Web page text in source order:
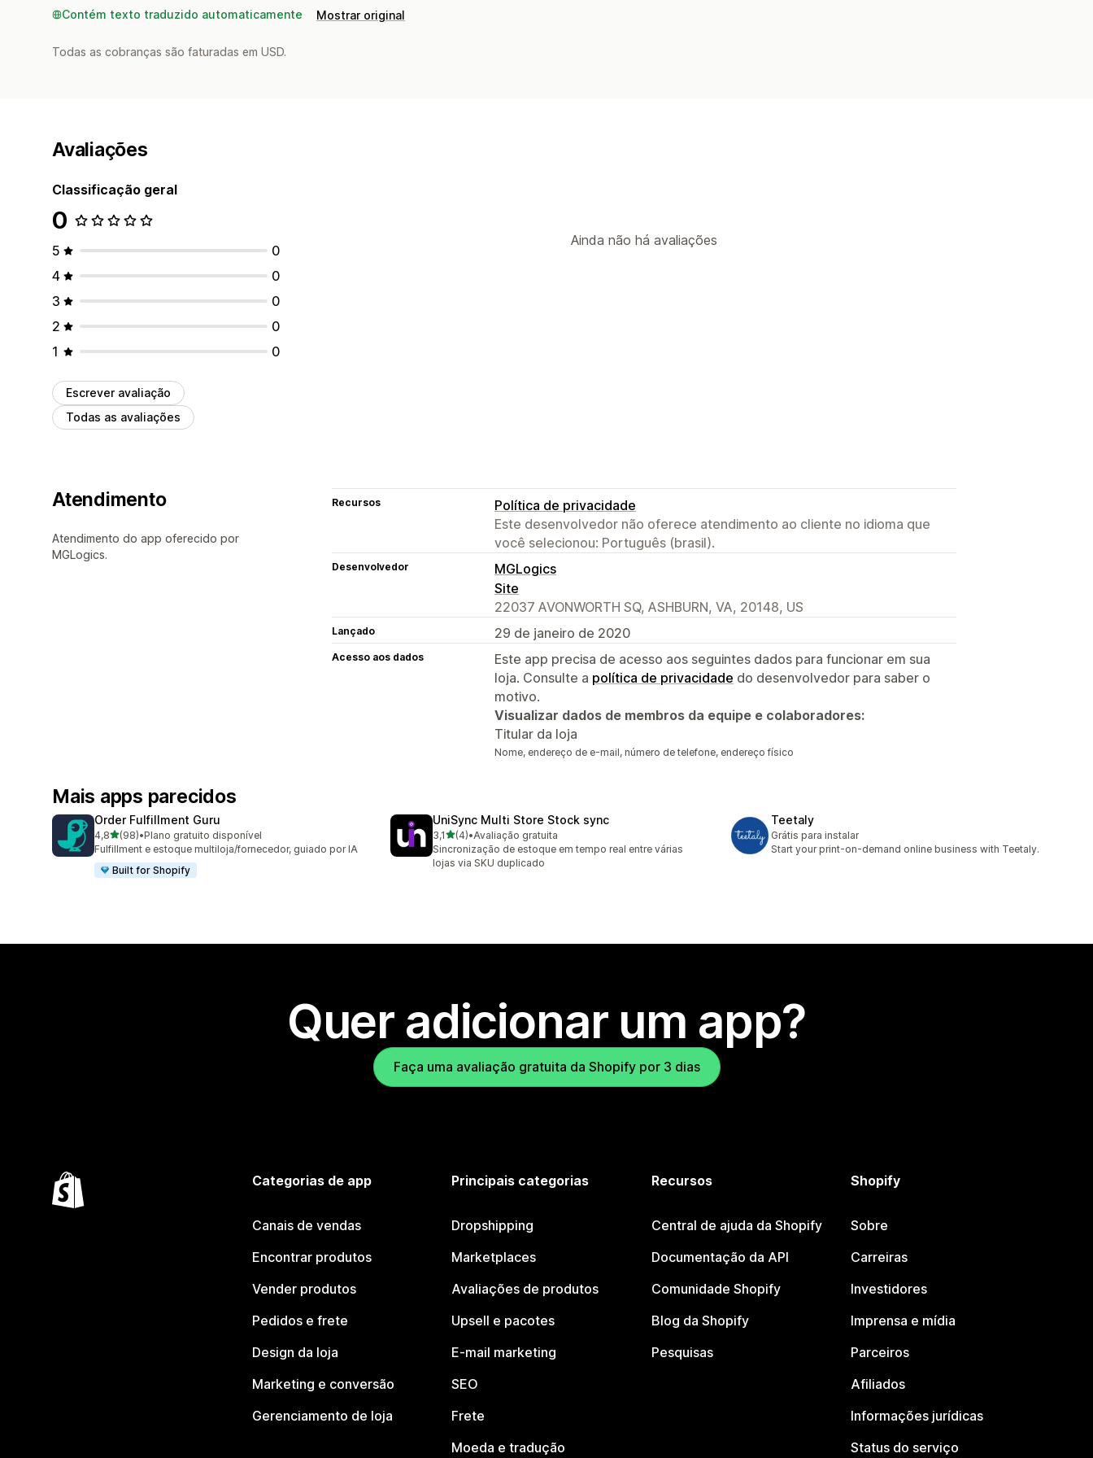
Contém texto traduzido automaticamente Mostrar original
Todas as cobranças são faturadas em USD.
Avaliações
Classificação geral
0
5
0
4
0
3
0
2
0
1
0
Escrever avaliação
Todas as avaliações
Ainda não há avaliações
Atendimento
Atendimento do app oferecido por
MGLogics.
Recursos
Política de privacidade
Este desenvolvedor não oferece atendimento ao cliente no idioma que
você selecionou: Português (brasil).
Desenvolvedor
MGLogics
Site
22037 AVONWORTH SQ, ASHBURN, VA, 20148, US
Lançado 29 de janeiro de 2020
Acesso aos dados
Este app precisa de acesso aos seguintes dados para funcionar em sua
loja. Consulte a política de privacidade do desenvolvedor para saber o
motivo.
Visualizar dados de membros da equipe e colaboradores:
Titular da loja
Nome, endereço de e-mail, número de telefone, endereço físico
Mais apps parecidos
Order Fulfillment Guru
4,8de 5 estrelas
(98)
98 avaliações ao todo
•Plano gratuito disponível
Fulfillment e estoque multiloja/fornecedor, guiado por IA
Built for Shopify
UniSync Multi Store Stock sync
3,1de 5 estrelas
(4)
4 avaliações ao todo
•Avaliação gratuita
Sincronização de estoque em tempo real entre várias
lojas via SKU duplicado
Teetaly
Grátis para instalar
Start your print-on-demand online business with Teetaly.
Quer adicionar um app?
Faça uma avaliação gratuita da Shopify por 3 dias
Categorias de app
Canais de vendas
Encontrar produtos
Vender produtos
Pedidos e frete
Design da loja
Marketing e conversão
Gerenciamento de loja
Principais categorias
Dropshipping
Marketplaces
Avaliações de produtos
Upsell e pacotes
E-mail marketing
SEO
Frete
Moeda e tradução
Recursos
Central de ajuda da Shopify
Documentação da API
Comunidade Shopify
Blog da Shopify
Pesquisas
Shopify
Sobre
Carreiras
Investidores
Imprensa e mídia
Parceiros
Afiliados
Informações jurídicas
Status do serviço